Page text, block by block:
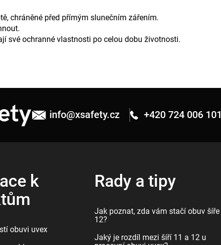
chráněné před přímým slunečním zářením.
své ochranné vlastnosti po celou dobu životnosti.
info@xsafety.cz +420 724 006 101
k
obuvi uvex
Rady a tipy
Jak poznat, zda vám stačí obuv šíře
12?
Jaký je rozdíl mezi šíří 11 a 12 u